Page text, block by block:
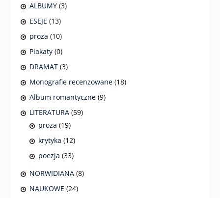
ALBUMY (3)
ESEJE (13)
proza (10)
Plakaty (0)
DRAMAT (3)
Monografie recenzowane (18)
Album romantyczne (9)
LITERATURA (59)
proza (19)
krytyka (12)
poezja (33)
NORWIDIANA (8)
NAUKOWE (24)